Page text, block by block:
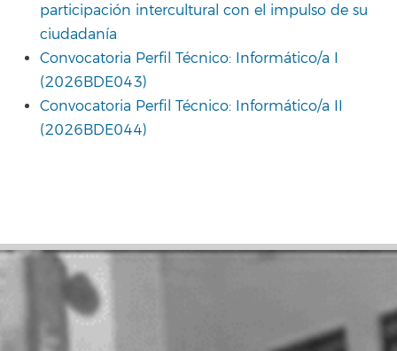
participación intercultural con el impulso de su
ciudadanía
Convocatoria Perfil Técnico: Informático/a I
(2026BDE043)
Convocatoria Perfil Técnico: Informático/a II
(2026BDE044)